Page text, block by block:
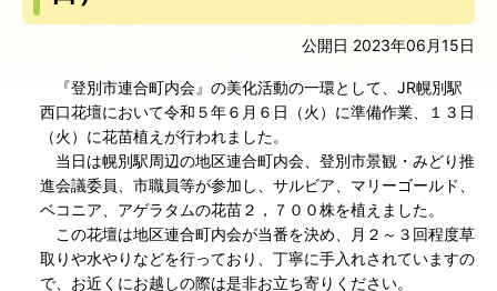
公開日 2023年06月15日
『登別市連合町内会』の美化活動の一環として、JR幌別駅
西口花壇において令和５年６月６日（火）に準備作業、１３日
（火）に花苗植えが行われました。
当日は幌別駅周辺の地区連合町内会、登別市景観・みどり推
進会議委員、市職員等が参加し、サルビア、マリーゴールド、
ベコニア、アゲラタムの花苗２，７００株を植えました。
この花壇は地区連合町内会が当番を決め、月２～３回程度草
取りや水やりなどを行っており、丁寧に手入れされていますの
で、お近くにお越しの際は是非お立ち寄りください。